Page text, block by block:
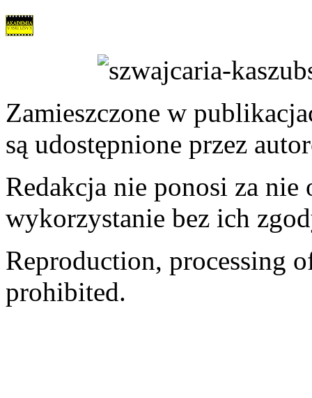
Zamieszczone w
są udostępnione przez
Redakcja nie ponosi za
wykorzystanie bez ich
Reproduction, processing
prohibited.